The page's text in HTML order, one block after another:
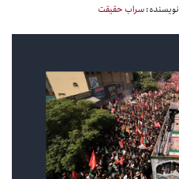
نویسنده:سراب حقیقت